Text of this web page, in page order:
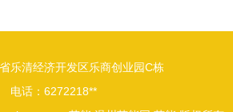
乐清经济开发区乐商创业园C栋
电话：6272218**